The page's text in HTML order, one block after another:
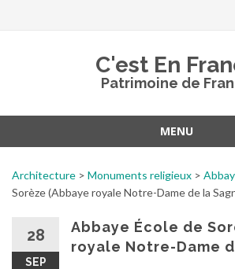
C'est En
Patrimoine de
MENU
contenu
Architecture > Monuments religieux >
Sorèze (Abbaye royale Notre-Dame de la
28
SEP
Abbaye École de
royale Notre-Dame